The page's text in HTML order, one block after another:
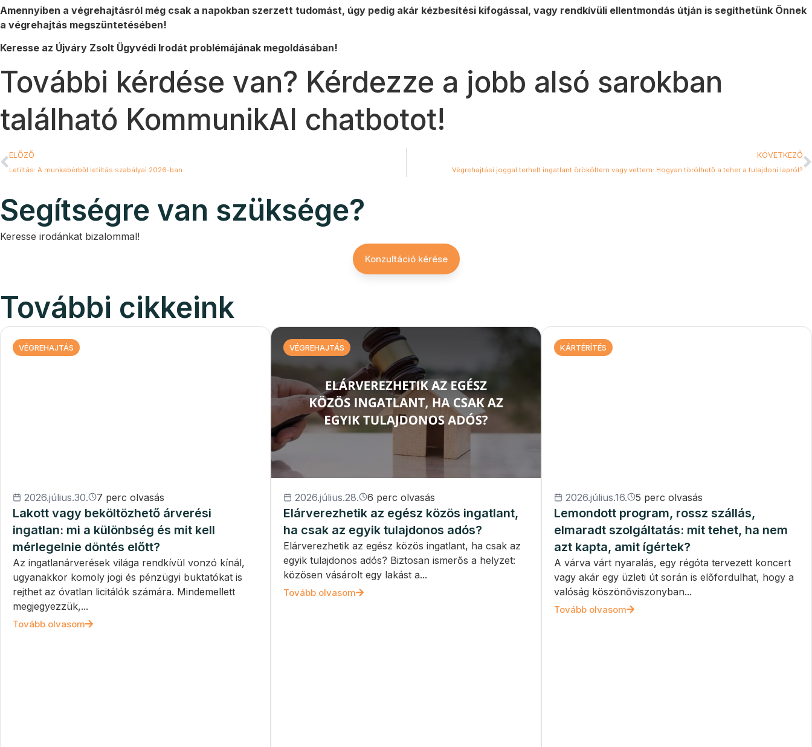
Amennyiben a végrehajtásról még csak a napokban szerzett tudomást, úgy pedig akár kézbesítési kifogással, vagy rendkívüli ellentmondás útján is segíthetünk Önnek
a végrehajtás megszüntetésében!
Keresse az Újváry Zsolt Ügyvédi Irodát problémájának megoldásában!
További kérdése van? Kérdezze a jobb alsó sarokban
található KommunikAI chatbotot!
ELŐZŐ
Letiltás: A munkabérből letiltás szabályai 2026-ban
KÖVETKEZŐ
Végrehajtási joggal terhelt ingatlant örököltem vagy vettem: Hogyan törölhető a teher a tulajdoni lapról?
Segítségre van szüksége?
Keresse irodánkat bizalommal!
Konzultáció kérése
További cikkeink
VÉGREHAJTÁS
2026.július.30. 7 perc olvasás
Lakott vagy beköltözhető árverési
ingatlan: mi a különbség és mit kell
mérlegelnie döntés előtt?
Az ingatlanárverések világa rendkívül vonzó kínál,
ugyanakkor komoly jogi és pénzügyi buktatókat is
rejthet az óvatlan licitálók számára. Mindemellett
megjegyezzük,...
Tovább olvasom
VÉGREHAJTÁS
2026.július.28. 6 perc olvasás
Elárverezhetik az egész közös ingatlant,
ha csak az egyik tulajdonos adós?
Elárverezhetik az egész közös ingatlant, ha csak az
egyik tulajdonos adós? Biztosan ismerős a helyzet:
közösen vásárolt egy lakást a...
Tovább olvasom
KÁRTÉRÍTÉS
2026.július.16. 5 perc olvasás
Lemondott program, rossz szállás,
elmaradt szolgáltatás: mit tehet, ha nem
azt kapta, amit ígértek?
A várva várt nyaralás, egy régóta tervezett koncert
vagy akár egy üzleti út során is előfordulhat, hogy a
valóság köszönőviszonyban...
Tovább olvasom